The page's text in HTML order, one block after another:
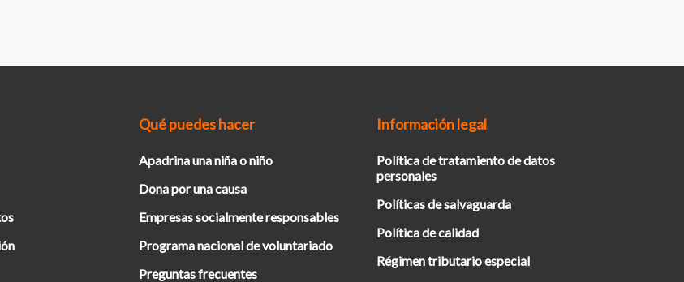
Qué puedes hacer
Apadrina una niña o niño
Dona por una causa
Empresas socialmente responsables
Programa nacional de voluntariado
Preguntas frecuentes
Información legal
Política de tratamiento de datos
personales
Políticas de salvaguarda
Política de calidad
Régimen tributario especial